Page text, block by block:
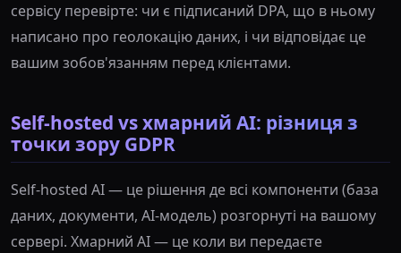
сервісу перевірте: чи є підписаний DPA, що в ньому
написано про геолокацію даних, і чи відповідає це
вашим зобов'язанням перед клієнтами.
Self-hosted vs хмарний AI: різниця з
точки зору GDPR
Self-hosted AI — це рішення де всі компоненти (база
даних, документи, AI-модель) розгорнуті на вашому
сервері. Хмарний AI — це коли ви передаєте